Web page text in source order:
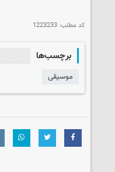
کد مطلب: 1223233
برچسب‌ها
موسیقی